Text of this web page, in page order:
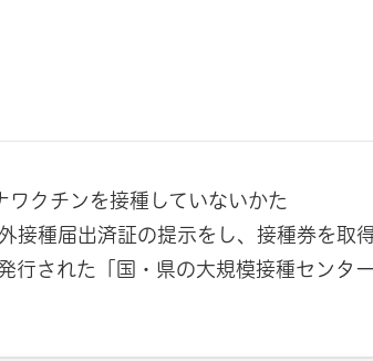
クチンを接種していないかた
接種届出済証の提示をし、接種券を取
行された「国・県の大規模接種センタ